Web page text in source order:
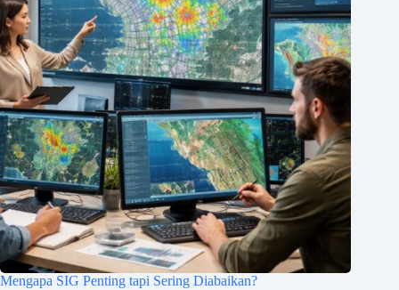
Mengapa SIG Penting tapi Sering Diabaikan?